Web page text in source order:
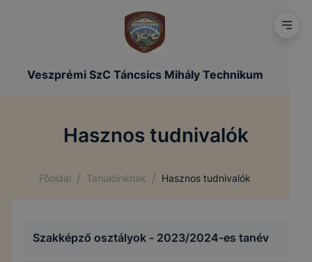
Veszprémi SzC Táncsics Mihály Technikum
Hasznos tudnivalók
Főoldal / Tanulóinknak / Hasznos tudnivalók
Szakképző osztályok - 2023/2024-es tanév